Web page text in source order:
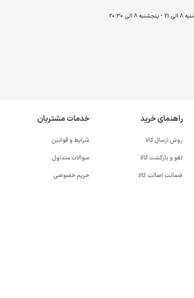
الی ۲۰:۳۰
راهنمای خرید
روش ارسال کالا
لغو و بازگشت کالا
ضمانت اصالت کالا
خدمات مشتریان
شرایط و قوانین
سوالات متداول
حریم خصوصی